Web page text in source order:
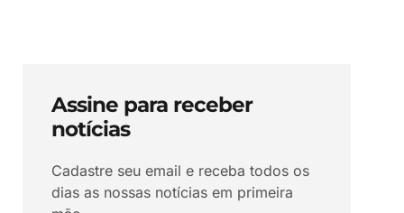
Assine para receber
notícias
Cadastre seu email e receba todos os
dias as nossas notícias em primeira